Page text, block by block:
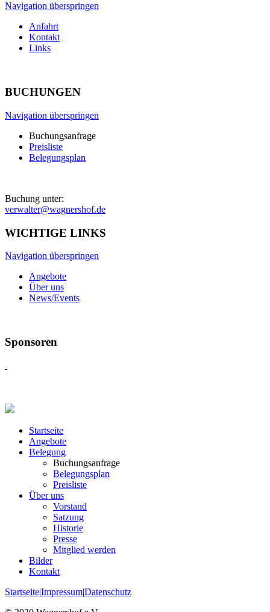
Navigation überspringen
Anfahrt
Kontakt
Links
BUCHUNGEN
Navigation überspringen
Buchungsanfrage
Preisliste
Belegungsplan
Buchung unter:
verwalter@wagnershof.de
WICHTIGE LINKS
Navigation überspringen
Angebote
Über uns
News/Events
Sponsoren
Startseite
Angebote
Belegung
Buchungsanfrage
Belegungsplan
Preisliste
Über uns
Vorstand
Satzung
Historie
Presse
Mitglied werden
Bilder
Kontakt
Startseite|Impressum|Datenschutz